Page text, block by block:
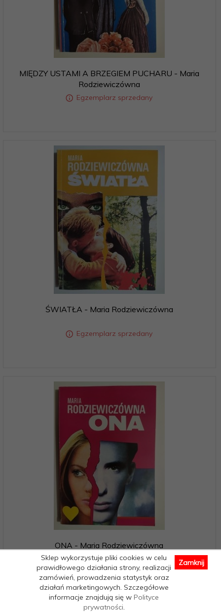
MIĘDZY USTAMI A BRZEGIEM PUCHARU - Maria
Rodziewiczówna
Egzemplarz sprzedany
ŚWIATŁA - Maria Rodziewiczówna
Egzemplarz sprzedany
ONA - Maria Rodziewiczówna
Egzemplarz sprzedany
Sklep wykorzystuje pliki cookies w celu
prawidłowego działania strony, realizacji
zamówień, prowadzenia statystyk oraz
działań marketingowych. Szczegółowe
informacje znajdują się wPolityce
prywatności
Zamknij